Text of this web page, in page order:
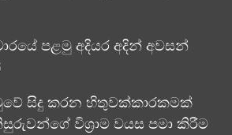
පළමු අදියර අදින් අවසන්
සිදු කරන හිතුවක්කාරකමක්
විශ්‍රාම වයස පමා කිරීම